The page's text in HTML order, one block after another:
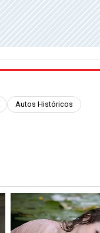
Autos Históricos